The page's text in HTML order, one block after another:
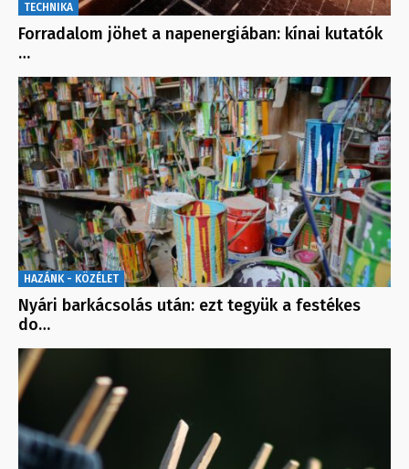
TECHNIKA
Forradalom jöhet a napenergiában: kínai kutatók
…
HAZÁNK - KÖZÉLET
Nyári barkácsolás után: ezt tegyük a festékes
do…